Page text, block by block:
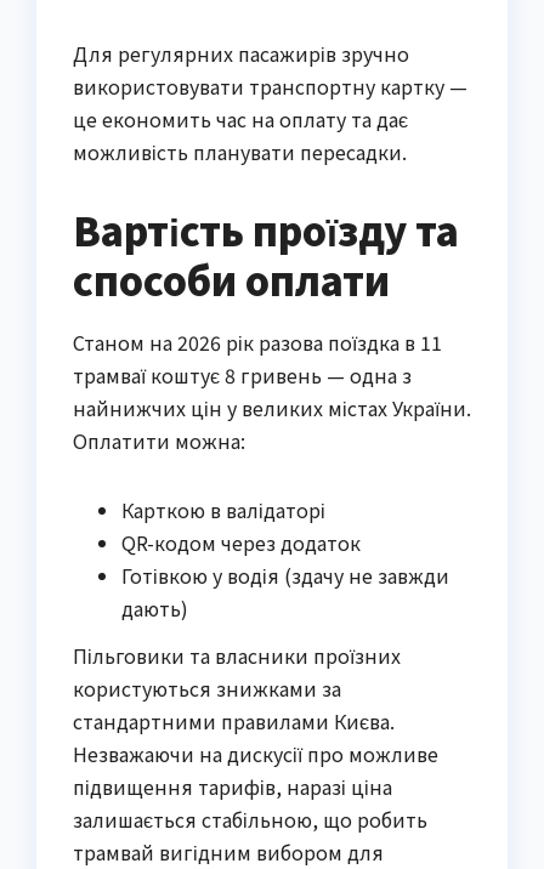
Для регулярних пасажирів зручно
використовувати транспортну картку —
це економить час на оплату та дає
можливість планувати пересадки.
Вартість проїзду та
способи оплати
Станом на 2026 рік разова поїздка в 11
трамваї коштує 8 гривень — одна з
найнижчих цін у великих містах України.
Оплатити можна:
Карткою в валідаторі
QR-кодом через додаток
Готівкою у водія (здачу не завжди
дають)
Пільговики та власники проїзних
користуються знижками за
стандартними правилами Києва.
Незважаючи на дискусії про можливе
підвищення тарифів, наразі ціна
залишається стабільною, що робить
трамвай вигідним вибором для